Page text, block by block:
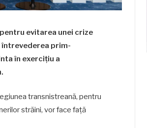
evitarea unei crize
prim-
în exercițiu a
transnistreană, pentru
străini, vor face față